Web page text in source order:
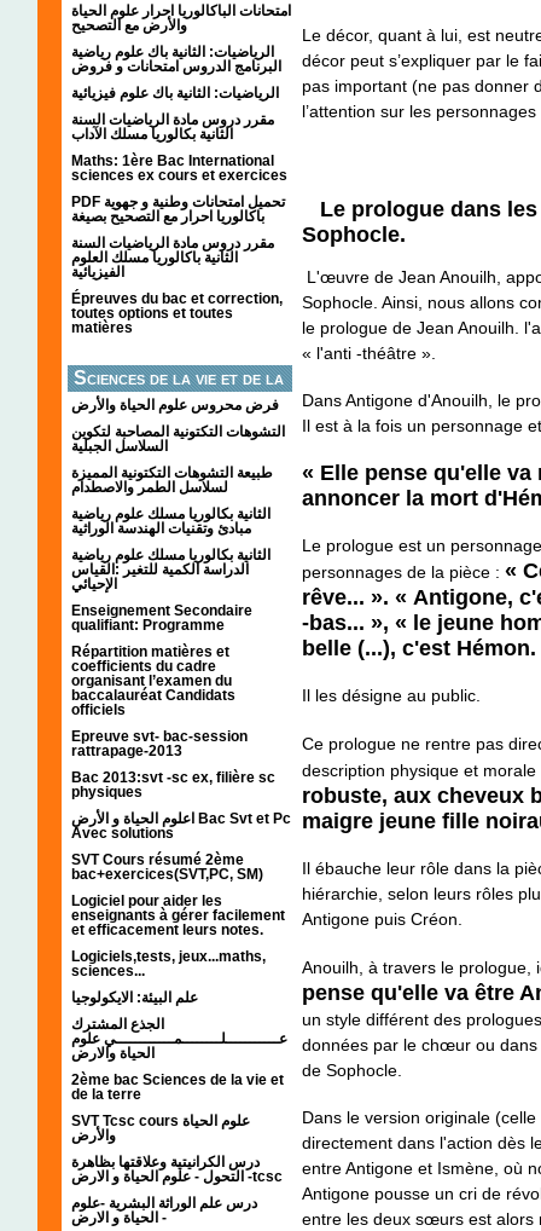
امتحانات الباكالوريا احرار علوم الحياة
والأرض مع التصحيح
الرياضيات: الثانية باك علوم رياضية
البرنامج الدروس امتحانات و فروض
الرياضيات: الثانية باك علوم فيزيائية
مقرر دروس مادة الرياضيات السنة
الثانية بكالوريا مسلك الآداب
Maths: 1ère Bac International
sciences ex cours et exercices
PDF تحميل امتحانات وطنية و جهوية
باكالوريا احرار مع التصحيح بصيغة
مقرر دروس مادة الرياضيات السنة
الثانية باكالوريا مسلك العلوم
الفيزيائية
Épreuves du bac et correction,
toutes options et toutes
matières
Sciences de la vie et de la
terre
فرض محروس علوم الحياة والأرض
التشوهات التكتونیة المصاحبة لتكوین
السلاسل الجبلیة
طبيعة التشوهات التكتونية المميزة
لسلاسل الطمر والاصطدام
الثانية بكالوريا مسلك علوم رياضية
مبادئ وتقنيات الهندسة الوراثية
الثانية بكالوريا مسلك علوم رياضية
الدراسة الكمية للتغير :القياس
الإحيائي
Enseignement Secondaire
qualifiant: Programme
Répartition matières et
coefficients du cadre
organisant l’examen du
baccalauréat Candidats
officiels
Epreuve svt- bac-session
rattrapage-2013
Bac 2013:svt -sc ex, filière sc
physiques
اعلوم الحياة و الأرض Bac Svt et Pc
Avec solutions
SVT Cours résumé 2ème
bac+exercices(SVT,PC, SM)
Logiciel pour aider les
enseignants à gérer facilement
et efficacement leurs notes.
Logiciels,tests, jeux...maths,
sciences...
علم البيئة: الايكولوجيا
الجذع المشترك
عـــــــــــلــــــــمــــــــــــي علوم
الحياة والارض
2ème bac Sciences de la vie et
de la terre
SVT Tcsc cours علوم الحياة
والأرض
درس الكرانيتية وعلاقتها بظاهرة
التحول - علوم الحياة و الارض -tcsc
درس علم الوراثة البشرية -علوم
الحياة و الارض -
Le décor, quant à lui, est
décor peut s’expliquer par le
pas important (ne pas donner
l’attention sur les
Le prologue dans
Sophocle.
L'œuvre de Jean Anouilh,
Sophocle. Ainsi, nous allons
le prologue de Jean Anouilh.
« l'anti -théâtre ».
Dans Antigone d'Anouilh, le
Il est à la fois un personnage
« Elle pense qu'elle
annoncer la mort
Le prologue est un
personnages de la pièce : «
rêve... ». « Antigone,
-bas... », « le jeune
belle (...), c'est Hémon.
Il les désigne au public.
Ce prologue ne rentre pas
description physique et
robuste, aux cheveux
maigre jeune fille
Il ébauche leur rôle dans la
hiérarchie, selon leurs rôles
Antigone puis Créon.
Anouilh, à travers le
pense qu'elle va être
un style différent des
données par le chœur ou dans
de Sophocle.
Dans le version originale
directement dans l'action dès
entre Antigone et Ismène, où
Antigone pousse un cri de
entre les deux sœurs est alors